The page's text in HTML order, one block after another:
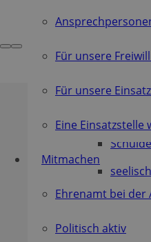
Für ältere
Für
Willkommen
süchtig
Gewalt
Für unsere
Für unsere
Eine Einsatzstelle
Mitmachen
Ehrenamt bei der
Politisch aktiv